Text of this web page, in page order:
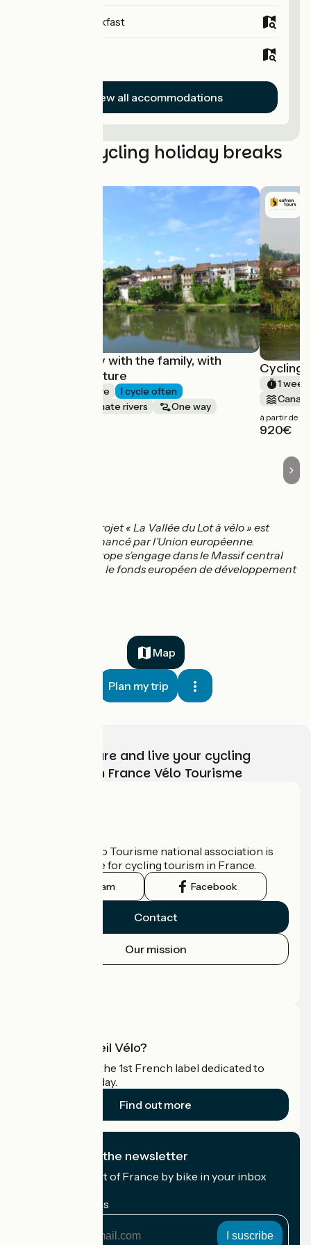
Bed and breakfast
View all accommodations
The best cycling holiday breaks
The Lot Valley with the family, with
Terres d'Aventure
1 week or more
I cycle often
Canals & intimate rivers
One way
Cycling
1
à partir de
920€
Le projet « La Vallée du Lot à vélo » est
cofinancé par l’Union européenne.
L’Europe s’engage dans le Massif central
avec le fonds européen de développement
Map
Plan my trip
Choose, prepare and live your cycling
adventure with France Vélo Tourisme
The France Vélo Tourisme national association is
the official guide for cycling tourism in France.
Instagram Facebook
Contact
Our mission
What is Accueil Vélo?
Accueil Vélo is the 1st French label dedicated to
cyclists on holiday.
Find out more
I subscribe to the newsletter
Receive the best of France by bike in your inbox
My email address